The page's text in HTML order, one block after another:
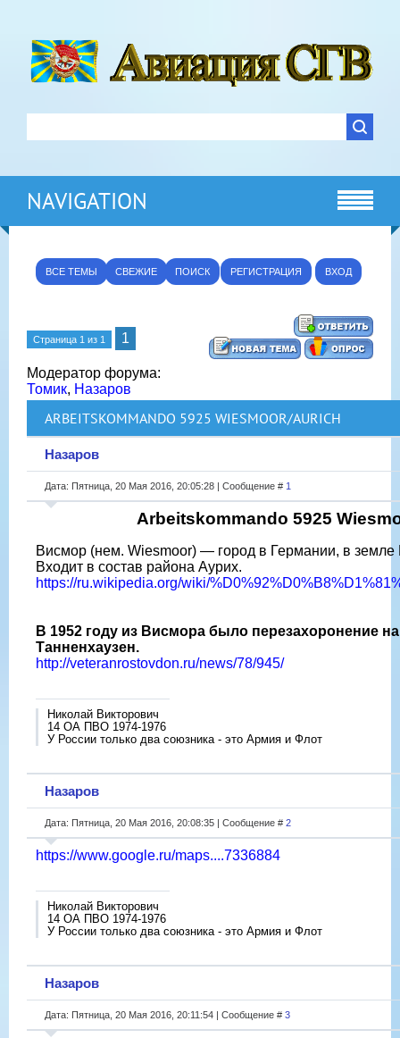
NAVIGATION
ВСЕ ТЕМЫ СВЕЖИЕ ПОИСК РЕГИСТРАЦИЯ ВХОД
Страница 1 из 1 1
Модератор форума:
Томик, Назаров
ARBEITSKOMMANDO 5925 WIESMOOR/AURICH
Назаров
Дата: Пятница, 20 Мая 2016, 20:05:28 | Сообщение # 1
Arbeitskommando 5925
Висмор (нем. Wiesmoor) — город в Германии, в
Входит в состав района Аурих.
https://ru.wikipedia.org/wiki/
B 1952 году из Висмора было перезахоронение
Танненхаузен.
http://veteranrostovdon.ru/news/78/945/
Николай Викторович
14 ОА ПВО 1974-1976
У России только два союзника - это Армия и Флот
Назаров
Дата: Пятница, 20 Мая 2016, 20:08:35 | Сообщение # 2
https://www.google.ru/maps....7336884
Николай Викторович
14 ОА ПВО 1974-1976
У России только два союзника - это Армия и Флот
Назаров
Дата: Пятница, 20 Мая 2016, 20:11:54 | Сообщение # 3